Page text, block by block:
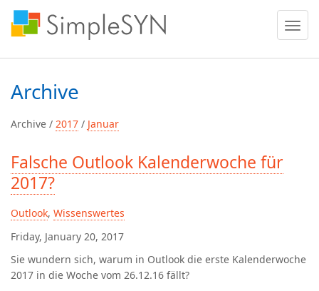
Menü
ein
oder
Archive
Archive / 2017 / Januar
Falsche Outlook Kalenderwoche für
2017?
Outlook, Wissenswertes
Friday, January 20, 2017
Sie wundern sich, warum in Outlook die erste Kalenderwoche
2017 in die Woche vom 26.12.16 fällt?